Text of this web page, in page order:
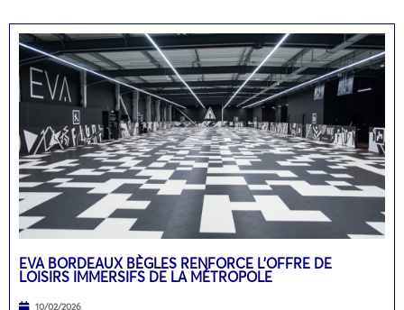
EVA BORDEAUX BÈGLES RENFORCE L’OFFRE DE
LOISIRS IMMERSIFS DE LA MÉTROPOLE
10/02/2026